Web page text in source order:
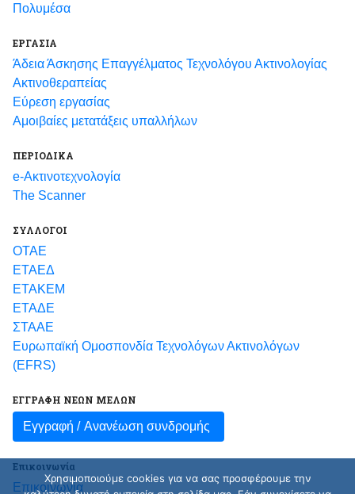
Πολυμέσα
ΕΡΓΑΣΙΑ
Άδεια Άσκησης Επαγγέλματος Τεχνολόγου Ακτινολογίας
Ακτινοθεραπείας
Εύρεση εργασίας
Αμοιβαίες μετατάξεις υπαλλήλων
ΠΕΡΙΟΔΙΚΑ
e-Ακτινοτεχνολογία
The Scanner
ΣΥΛΛΟΓΟΙ
ΟΤΑΕ
ΕΤΑΕΔ
ΕΤΑΚΕΜ
ΕΤΑΔΕ
ΣΤΑΑΕ
Ευρωπαϊκή Ομοσπονδία Τεχνολόγων Ακτινολόγων
(EFRS)
ΕΓΓΡΑΦΗ ΝΕΩΝ ΜΕΛΩΝ
Εγγραφή / Ανανέωση συνδρομής
Επικοινωνία
Επικοινωνία
Χρησιμοποιούμε cookies για να σας προσφέρουμε την